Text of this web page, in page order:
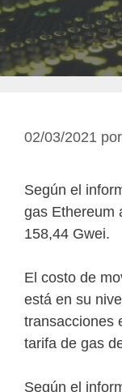
02/03/2021 por
Según el
gas Ethereum
158,44 Gwei.
El costo de
está en su
transacciones
tarifa de gas
Según el